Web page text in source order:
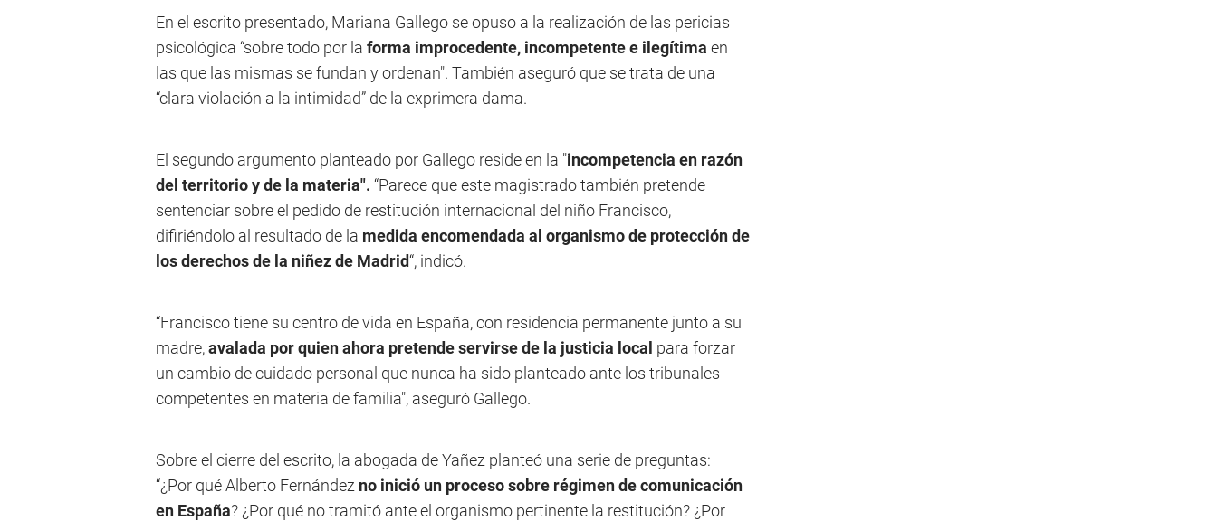
En el escrito presentado, Mariana Gallego se opuso a la realización de las pericias
psicológica “sobre todo por la forma improcedente, incompetente e ilegítima en
las que las mismas se fundan y ordenan". También aseguró que se trata de una
“clara violación a la intimidad” de la exprimera dama.
El segundo argumento planteado por Gallego reside en la "incompetencia en razón
del territorio y de la materia". “Parece que este magistrado también pretende
sentenciar sobre el pedido de restitución internacional del niño Francisco,
difiriéndolo al resultado de la medida encomendada al organismo de protección de
los derechos de la niñez de Madrid“, indicó.
“Francisco tiene su centro de vida en España, con residencia permanente junto a su
madre,avalada por quien ahora pretende servirse de la justicia local para forzar
un cambio de cuidado personal que nunca ha sido planteado ante los tribunales
competentes en materia de familia", aseguró Gallego.
Sobre el cierre del escrito, la abogada de Yañez planteó una serie de preguntas:
“¿Por qué Alberto Fernández no inició un proceso sobre régimen de comunicación
en España? ¿Por qué no tramitó ante el organismo pertinente la restitución? ¿Por